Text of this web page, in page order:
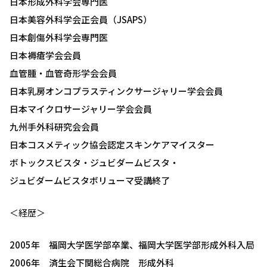
日本美容外科学会正会員（JSAPS）
日本創傷外科学会専門医
日本褥瘡学会会員
血管腫・血管奇形学会会員
日本乳房オンコプラスティンクサージャリー学会会員
日本マイクロサージャリー学会会員
九州手外科研究会会員
日本コスメティック協会認定スキンケアマイスター
ボトックスビスタ・ジュビダームビスタ・
ジュビダームビスタボリューマ受講終了
＜経歴＞
2005年 福岡大学医学部卒業、福岡大学医学部形成外科入局
2006年 済生会下関総合病院 形成外科